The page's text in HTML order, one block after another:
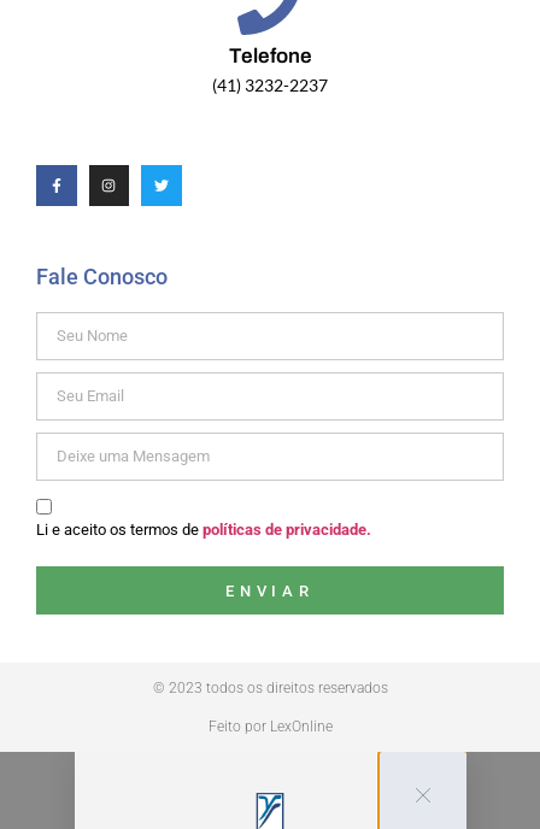
Telefone
(41) 3232-2237
Fale Conosco
Li e aceito os termos de políticas de privacidade.
ENVIAR
© 2023 todos os direitos reservados
Feito por LexOnline